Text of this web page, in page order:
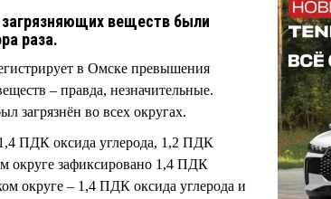
веществ были
раза.
в Омске превышения
– правда, незначительные.
загрязнён во всех округах.
ПДК оксида углерода, 1,2 ПДК
округе зафиксировано 1,4 ПДК
округе – 1,4 ПДК оксида углерода и